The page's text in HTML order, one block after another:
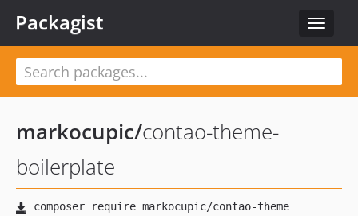
Toggle
Packagist
markocupic/contao-theme-
boilerplate